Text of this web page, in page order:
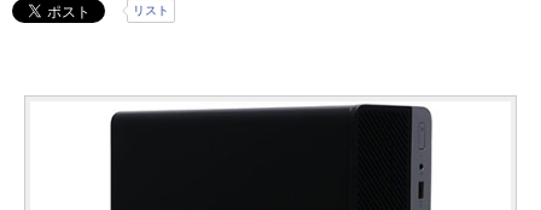
リスト